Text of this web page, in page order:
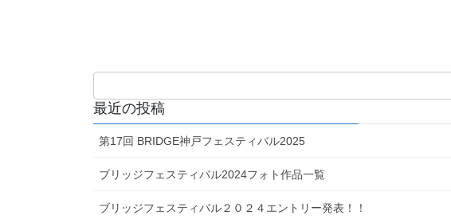
最近の投稿
第17回 BRIDGE神戸フェスティバル2025
ブリッジフェスティバル2024フォト作品一覧
ブリッジフェスティバル２０２４エントリー発表！！